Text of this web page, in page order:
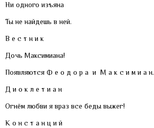
Ни одного изъяна
Ты не найдешь в ней.
В е с т н и к
Дочь Максимиана!
Появляются Ф е о д о р а и М а к с и м и а н.
Д и о к л е т и а н
Огнём любви я враз все беды выжег!
К о н с т а н ц и й